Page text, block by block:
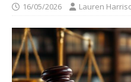
16/05/2026 Lauren